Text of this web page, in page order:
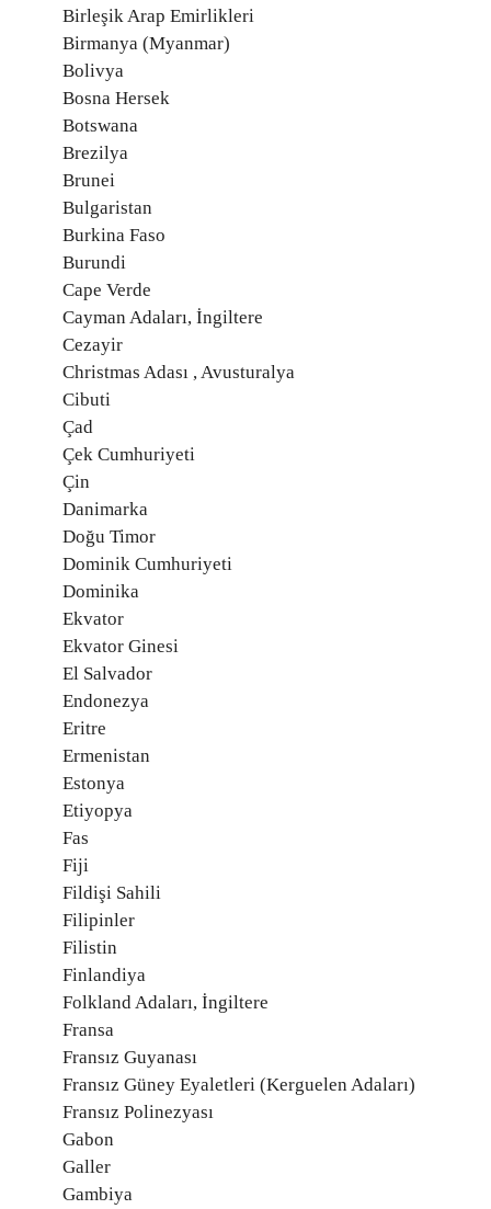
Birleşik Arap Emirlikleri
Birmanya (Myanmar)
Bolivya
Bosna Hersek
Botswana
Brezilya
Brunei
Bulgaristan
Burkina Faso
Burundi
Cape Verde
Cayman Adaları, İngiltere
Cezayir
Christmas Adası , Avusturalya
Cibuti
Çad
Çek Cumhuriyeti
Çin
Danimarka
Doğu Timor
Dominik Cumhuriyeti
Dominika
Ekvator
Ekvator Ginesi
El Salvador
Endonezya
Eritre
Ermenistan
Estonya
Etiyopya
Fas
Fiji
Fildişi Sahili
Filipinler
Filistin
Finlandiya
Folkland Adaları, İngiltere
Fransa
Fransız Guyanası
Fransız Güney Eyaletleri (Kerguelen Adaları)
Fransız Polinezyası
Gabon
Galler
Gambiya